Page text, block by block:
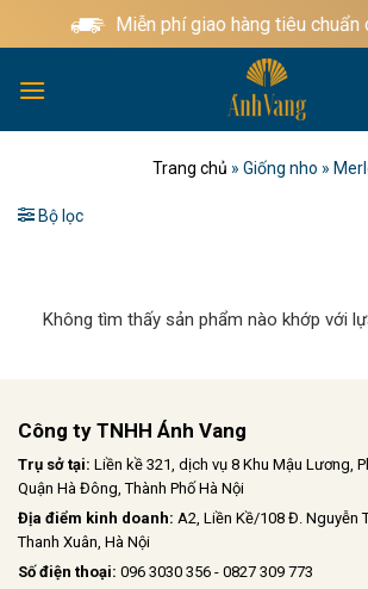
qua
dung
Miễn phí giao hàng tiêu
Trang chủ » Giống nho »
Bộ lọc
Không tìm thấy sản phẩm nào khớp với
Công ty TNHH Ánh Vang
Trụ sở tại: Liền kề 321, dịch vụ 8 Khu Mậu Lương,
Quận Hà Đông, Thành Phố Hà Nội
Địa điểm kinh doanh: A2, Liền Kề/108 Đ. Nguyễn
Thanh Xuân, Hà Nội
Số điện thoại: 096 3030 356 - 0827 309 773